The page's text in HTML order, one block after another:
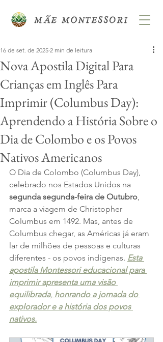
Nova Apostila Digital Para
Crianças em Inglês Para
Imprimir (Columbus Day):
Aprendendo a História Sobre o
Dia de Colombo e os Povos
Nativos Americanos
16 de set. de 2025 2 min de leitura
O Dia de Colombo (Columbus Day),
celebrado nos Estados Unidos na
segunda segunda-feira de Outubro,
marca a viagem de Christopher
Columbus em 1492. Mas, antes de
Columbus chegar, as Américas já eram
lar de milhões de pessoas e culturas
diferentes - os povos indígenas. Esta
apostila Montessori educacional para
imprimir apresenta uma visão
equilibrada, honrando a jornada do
explorador e a história dos povos
nativos.